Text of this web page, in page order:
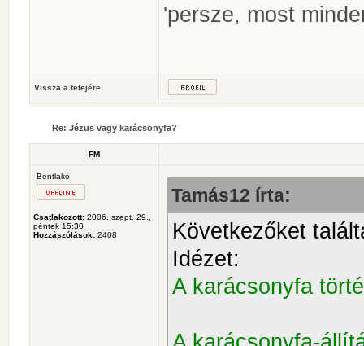
'persze, most
Vissza a tetejére
Re: Jézus vagy karácsonyfa?
FM
Bentlakó
Csatlakozott: 2006. szept. 29.,
péntek 15:30
Hozzászólások: 2408
Tamás12 írta:
Következőket
Idézet:
A karácsonyfa